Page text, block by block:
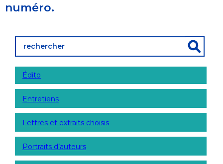
numéro.
Édito
Entretiens
Lettres et extraits choisis
Portraits d’auteurs